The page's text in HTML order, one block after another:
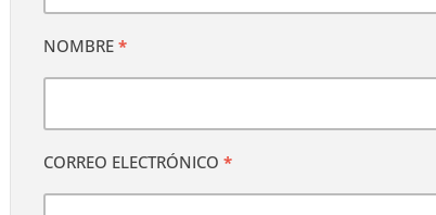
NOMBRE *
CORREO ELECTRÓNICO *